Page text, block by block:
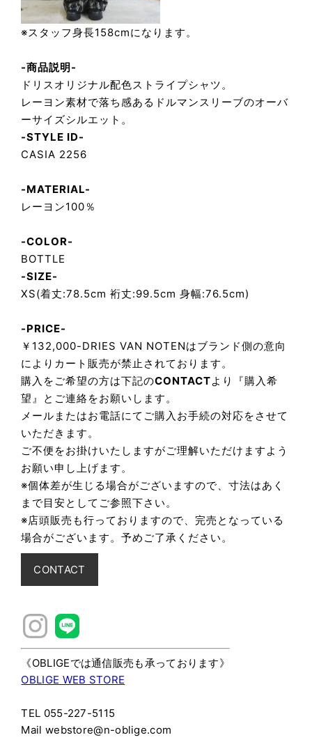
※スタッフ身長158cmになります。
-商品説明-
ドリスオリジナル配色ストライプシャツ。
レーヨン素材で落ち感あるドルマンスリーブのオーバ
ーサイズシルエット。
-STYLE ID-
CASIA 2256
-MATERIAL-
レーヨン100％
-COLOR-
BOTTLE
-SIZE-
XS(着丈:78.5cm 裄丈:99.5cm 身幅:76.5cm)
-PRICE-
￥132,000-DRIES VAN NOTENはブランド側の意向
によりカート販売が禁止されております。
購入をご希望の方は下記のCONTACTより『購入希
望』とご連絡をお願いします。
メールまたはお電話にてご購入お手続の対応をさせて
いただきます 。
ご不便をお掛けいたしますがご理解いただけますよう
お願い申し上げます。
※個体差が生じる場合がございますので、寸法はあく
まで目安としてご参照下さい。
※店頭販売も行っておりますので、完売となっている
場合がございます。予めご了承ください。
CONTACT
《OBLIGEでは通信販売も承っております》
OBLIGE WEB STORE
TEL 055-227-5115
Mail webstore@n-oblige.com